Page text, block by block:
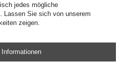
jedes mögliche
Lassen Sie sich von unserem
zeigen.
Informationen